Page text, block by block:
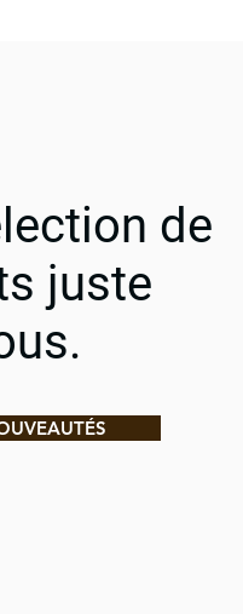
de
juste